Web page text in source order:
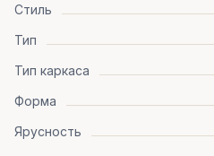
Стиль
Тип
Тип каркаса
Форма
Ярусность